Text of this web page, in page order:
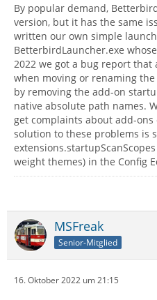
By popular demand,
version, but it has the same
written our own simple
BetterbirdLauncher.exe
2022 we got a bug report
when moving or renaming
by removing the add-on
native absolute path names.
get complaints about add-
solution to these problems is
weight themes) in the Config
MSFreak
Senior-Mitglied
16. Oktober 2022 um 21:15